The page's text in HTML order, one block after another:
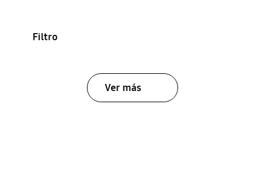
Filtro
Ver más